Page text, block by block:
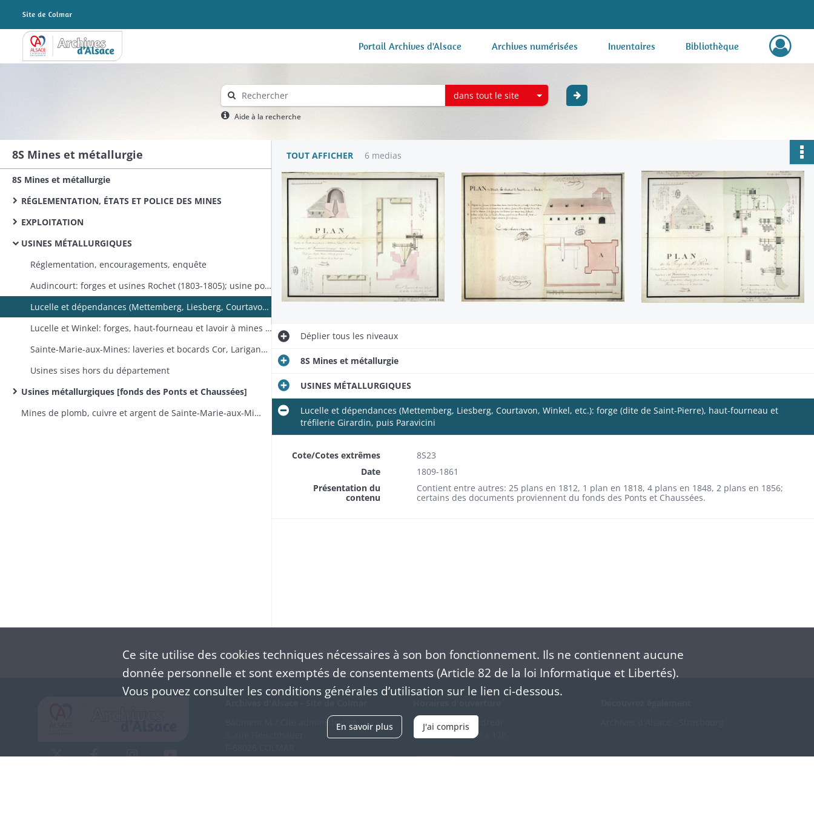
Archives Alsace - Colmar Portail Archives d'Alsace Archives numérisées Inventaires Bibliothèque
dans tout le site
Aide à la recherche
8S Mines et métallurgie
8S Mines et métallurgie
RÉGLEMENTATION, ÉTATS ET POLICE DES MINES
EXPLOITATION
USINES MÉTALLURGIQUES
Réglementation, encouragements, enquête
Audincourt: forges et usines Rochet (1803-1805); usine pour la fabrication d'objets de quincaillerie et de machines pour filatures Peugeot Frères et Compagnie (1813-1815). Bitschwiller-lès-Thann: quincaillerie Bornèque (2 plans) (1812-1813). Bitschwiller-Iès-Thann, Willer-sur-Thur et Thann: patouillez et forges Stehelin (plan en 1804, 2 plans en 1829, 5 plans en 1831-1832) (1804-1835). Cernay: fonderie de fer et de cuivre Risler et Dixon (1825). Cheveney: forge Saunier (1803). Couthenans: aciérie Noblot, Berger et Ponnier (1809). Dampierre: lavoir à mines Rochet (1801-1802). Hagenbach: moulin et haut-fourneau Genlot (4 plans en 1849; certains des documents proviennent du fonds des Ponts et Chaussées) (1848-1852). Kiffis: martinet Blind (1812). Laufon: verrerie Gresly (1812)
Lucelle et dépendances (Mettemberg, Liesberg, Courtavon, Winkel, etc.): forge (dite de Saint-Pierre), haut-fourneau et tréfilerie Girardin, puis Paravicini
Lucelle et Winkel: forges, haut-fourneau et lavoir à mines Bornèque-Meiner-Binninger (1801-1815). Mulhouse: fonderie de laiton Baer (1809-1811). Munster: martinet Geist et Bernard (1812-1813). Niederbruck: usine pour le traitement du laiton, du zinc et du cuivre Witz, Steffan et Oswald frères (1824).Oberbruck: forge d'Anthès (plan en 1812) (1812-1813); taillanderie Uhlen (2 plans en 1812.) (1812-1813). Oberbruck, Masevaux et Wegscheid: forges, haut-fourneau et manufacture de fers blancs Voyer d'Argenson, puis de Broglie (2 plans en 1840, plan en 1846, 2 plans en 1847; certains des documents proviennent du fonds des Ponts et Chaussées. Le haut-fourneau a été converti en filature par le sieur Erhart en 1861-1864) (1811-1859)
Sainte-Marie-aux-Mines: laveries et bocards Cor, Larigandelle et de Wimpffen (2 plans en 1826) (1823-1830); fourneau pour le blanchissage de l'arsenic et le grillage du cuivre gris Cor, Larigandelle et de Wimpffen (1824-1830). Seppois-le-Bas: forge Rudler (4 plans) (1812-1813). Viques: taillanderie Miserez (1812-1813). Wildenstein: verrerie (1813)
Usines sises hors du département
Usines métallurgiques [fonds des Ponts et Chaussées]
Mines de plomb, cuivre et argent de Sainte-Marie-aux-Mines [fonds des Ponts et Chaussées]
TOUT AFFICHER 6 medias
Dépliertous les niveaux
8S Mines et métallurgie
USINES MÉTALLURGIQUES
Lucelle et dépendances (Mettemberg, Liesberg, Courtavon, Winkel, etc.): forge (dite de Saint-Pierre), haut-fourneau et
tréfilerie Girardin, puis Paravicini
Cote/Cotes extrêmes
8S23
Date
1809-1861
Présentation du
contenu
Contient entre autres: 25 plans en 1812, 1 plan en 1818, 4 plans en 1848, 2 plans en 1856;
certains des documents proviennent du fonds des Ponts et Chaussées.
Bâtiment M / Cité administrative
(+33) 3 89 21 97 00
Du mardi au vendredi
en continu de 9h à 17h
Ce site utilise des cookiestechniques nécessaires à son bon fonctionnement. Ils ne contiennent aucune
donnée personnelle et sont exemptés de consentements (Article 82 de la loi Informatique et Libertés).
Vous pouvez consulter les conditions générales d’utilisation sur le lien ci-dessous.
En savoir plus J'ai compris